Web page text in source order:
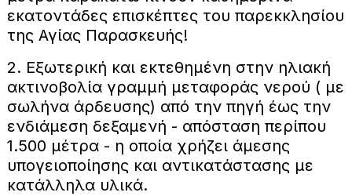
εκατοντάδες επισκέπτες του παρεκκλησίου
της Αγίας Παρασκευής!
2. Εξωτερική και εκτεθημένη στην ηλιακή
ακτινοβολία γραμμή μεταφοράς νερού ( με
σωλήνα άρδευσης) από την πηγή έως την
ενδιάμεση δεξαμενή - απόσταση περίπου
1.500 μέτρα - η οποία χρήζει άμεσης
υπογειοποίησης και αντικατάστασης με
κατάλληλα υλικά.